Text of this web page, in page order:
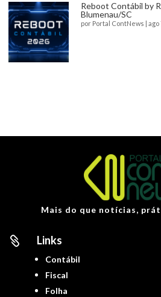
Reboot Contábil by
Blumenau/SC
por Portal ContNews ago
Mais do que notícias,
 Links
Contábil
Fiscal
Folha